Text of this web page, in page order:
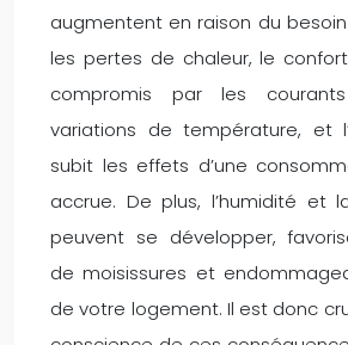
augmentent en raison du
les pertes de chaleur, le
compromis par les
variations de température, et
subit les effets d’une
accrue. De plus, l’humidité et
peuvent se développer,
de moisissures et
de votre logement. Il est donc